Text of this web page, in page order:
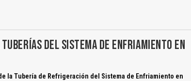
DEL SISTEMA DE ENFRIAMIENTO EN
la Tubería de Refrigeración del Sistema de Enfriamiento en